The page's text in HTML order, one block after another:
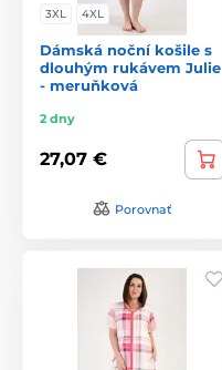
3XL 4XL
Dámská noční košile s
dlouhým rukávem Julie
- meruňková
2 dny
27,07 €
Porovnať